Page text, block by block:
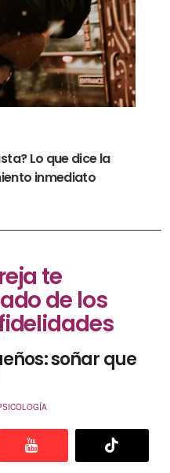
Lo que dice la
inmediato
te
de los
soñar que